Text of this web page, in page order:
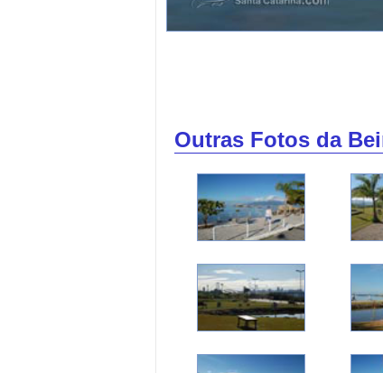
Outras Fotos da